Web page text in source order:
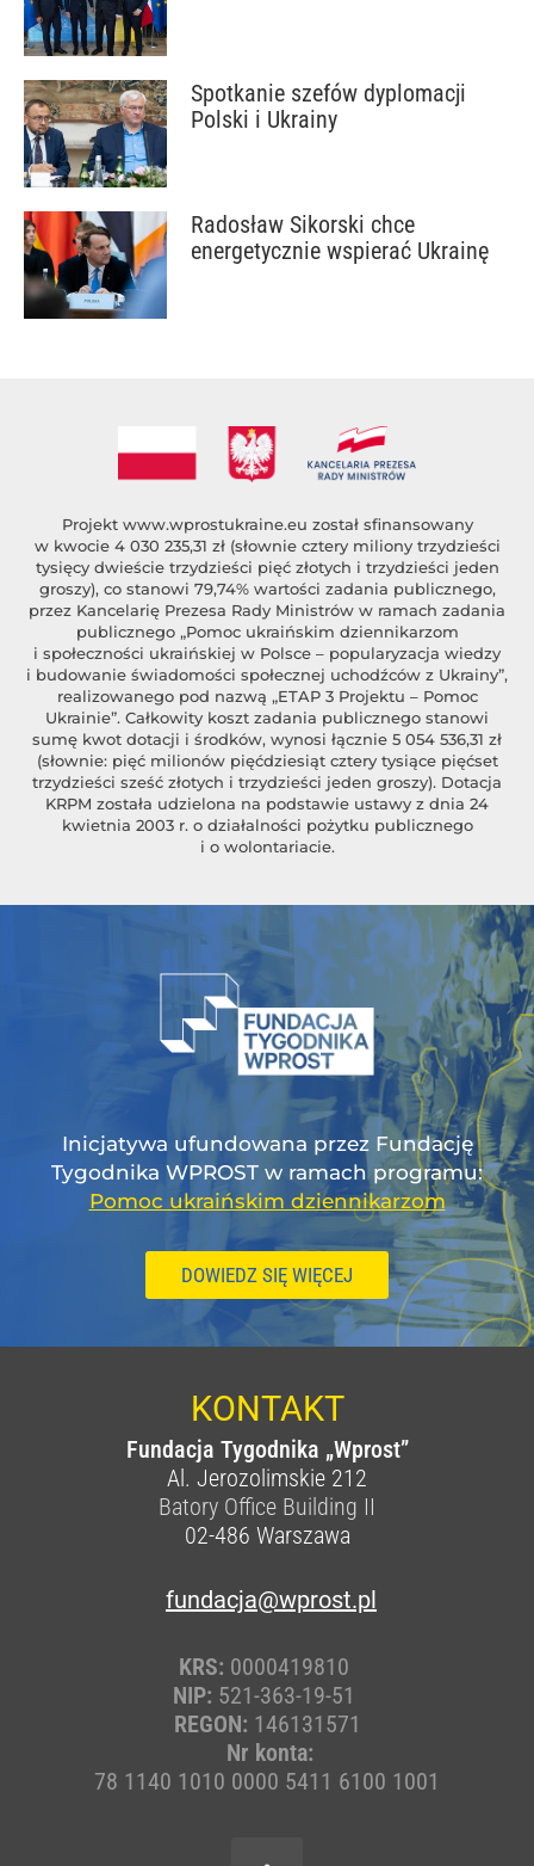
Spotkanie szefów dyplomacji
Polski i Ukrainy
Radosław Sikorski chce
energetycznie wspierać Ukrainę
Projekt www.wprostukraine.eu został sfinansowany
w kwocie 4 030 235,31 zł (słownie cztery miliony trzydzieści
tysięcy dwieście trzydzieści pięć złotych i trzydzieści jeden
groszy), co stanowi 79,74% wartości zadania publicznego,
przez Kancelarię Prezesa Rady Ministrów w ramach zadania
publicznego „Pomoc ukraińskim dziennikarzom
i społeczności ukraińskiej w Polsce – popularyzacja wiedzy
i budowanie świadomości społecznej uchodźców z Ukrainy”,
realizowanego pod nazwą „ETAP 3 Projektu – Pomoc
Ukrainie”. Całkowity koszt zadania publicznego stanowi
sumę kwot dotacji i środków, wynosi łącznie 5 054 536,31 zł
(słownie: pięć milionów pięćdziesiąt cztery tysiące pięćset
trzydzieści sześć złotych i trzydzieści jeden groszy). Dotacja
KRPM została udzielona na podstawie ustawy z dnia 24
kwietnia 2003 r. o działalności pożytku publicznego
i o wolontariacie.
Inicjatywa ufundowana przez Fundację
Tygodnika WPROST w ramach programu:
Pomoc ukraińskim dziennikarzom
DOWIEDZ SIĘ WIĘCEJ
KONTAKT
Fundacja Tygodnika „Wprost”
Al. Jerozolimskie 212
Batory Office Building II
02-486 Warszawa
fundacja@wprost.pl
KRS: 0000419810
NIP: 521-363-19-51
REGON: 146131571
Nr konta:
78 1140 1010 0000 5411 6100 1001